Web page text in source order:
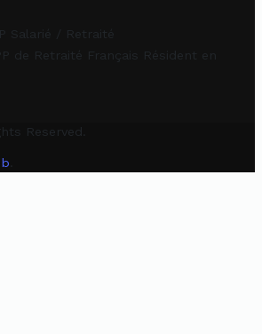
Salarié / Retraité
de Retraité Français Résident en
Reserved.